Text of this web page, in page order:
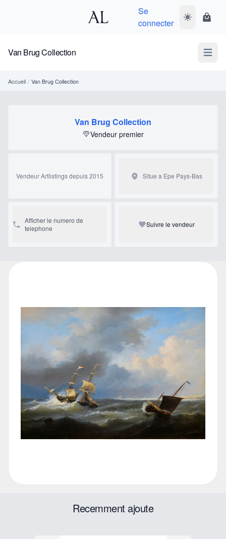
Se
connecter
Basculer le
Van Brug Collection Open
Accueil / Van Brug Collection
Van Brug Collection
Vendeur premier
Vendeur Artlistings depuis 2015 Situe a Epe Pays-Bas
Afficher le numero de
telephone
Suivre le vendeur
Recemment ajoute